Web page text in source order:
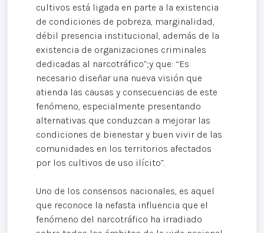
cultivos está ligada en parte a la existencia
de condiciones de pobreza, marginalidad,
débil presencia institucional, además de la
existencia de organizaciones criminales
dedicadas al narcotráfico”;y que: “Es
necesario diseñar una nueva visión que
atienda las causas y consecuencias de este
fenómeno, especialmente presentando
alternativas que conduzcan a mejorar las
condiciones de bienestar y buen vivir de las
comunidades en los territorios afectados
por los cultivos de uso ilícito”.
Uno de los consensos nacionales, es aquel
que reconoce la nefasta influencia que el
fenómeno del narcotráfico ha irradiado